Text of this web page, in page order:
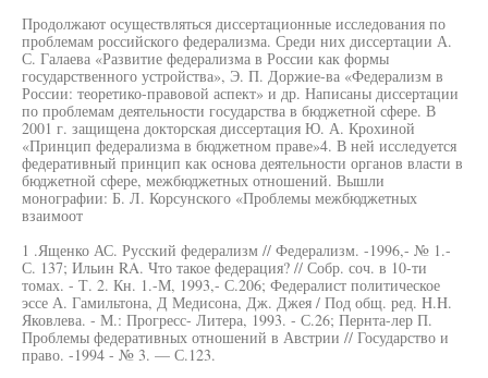
Продолжают осуществляться диссертационные исследования по
проблемам российского федерализма. Среди них диссертации А.
С. Галаева «Развитие федерализма в России как формы
государственного устройства», Э. П. Доржие-ва «Федерализм в
России: теоретико-правовой аспект» и др. Написаны диссертации
по проблемам деятельности государства в бюджетной сфере. В
2001 г. защищена докторская диссертация Ю. А. Крохиной
«Принцип федерализма в бюджетном праве»4. В ней исследуется
федеративный принцип как основа деятельности органов власти в
бюджетной сфере, межбюджетных отношений. Вышли
монографии: Б. Л. Корсунского «Проблемы межбюджетных
взаимоот
1 .Ященко АС. Русский федерализм // Федерализм. -1996,- № 1.-
С. 137; Ильин RA. Что такое федерация? // Собр. соч. в 10-ти
томах. - Т. 2. Кн. 1.-М, 1993,- С.206; Федералист политическое
эссе А. Гамильтона, Д Медисона, Дж. Джея / Под общ. ред. H.H.
Яковлева. - М.: Прогресс- Литера, 1993. - С.26; Пернта-лер П.
Проблемы федеративных отношений в Австрии // Государство и
право. -1994 - № 3. — С.123.